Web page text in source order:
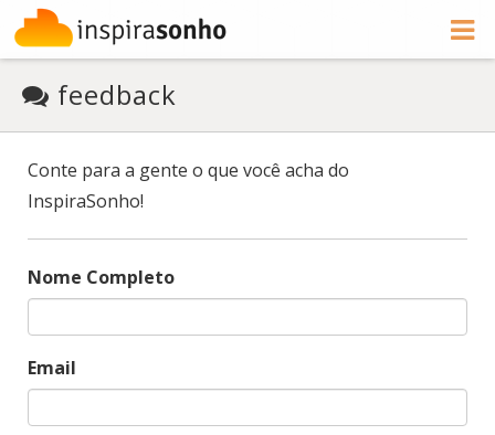
feedback
Conte para a gente o que você acha do
InspiraSonho!
Nome Completo
Email